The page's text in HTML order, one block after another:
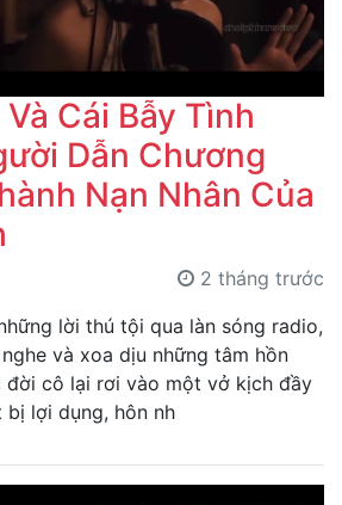
Cái Bẫy Tình
Dẫn Chương
Nạn Nhân Của
2 tháng trước
lời thú tội qua làn sóng radio,
và xoa dịu những tâm hồn
đời cô lại rơi vào một vở kịch đầy
lợi dụng, hôn nh